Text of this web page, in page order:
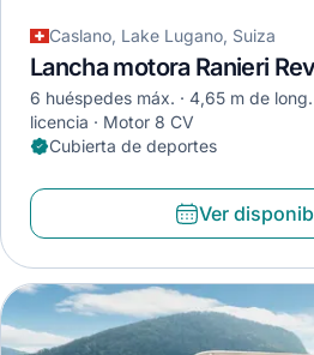
Caslano, Lake Lugano, Suiza
Lancha motora Ranieri
6 huéspedes máx. 4,65 m de long.
licencia
Motor 8 CV
Cubierta de deportes
Ver